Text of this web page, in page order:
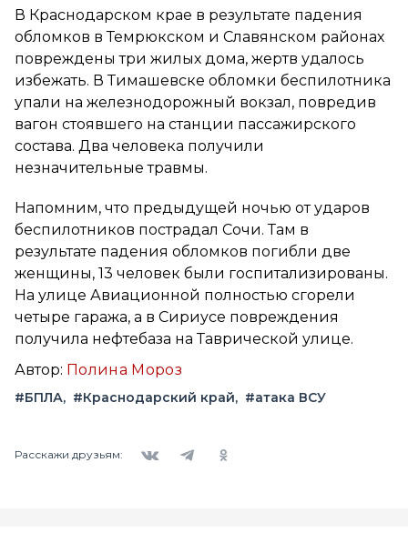
В Краснодарском крае в результате падения
обломков в Темрюкском и Славянском районах
повреждены три жилых дома, жертв удалось
избежать. В Тимашевске обломки беспилотника
упали на железнодорожный вокзал, повредив
вагон стоявшего на станции пассажирского
состава. Два человека получили
незначительные травмы.
Напомним, что предыдущей ночью от ударов
беспилотников пострадал Сочи. Там в
результате падения обломков погибли две
женщины, 13 человек были госпитализированы.
На улице Авиационной полностью сгорели
четыре гаража, а в Сириусе повреждения
получила нефтебаза на Таврической улице.
Автор: Полина Мороз
#БПЛА #Краснодарский край #атака ВСУ
Расскажи друзьям: